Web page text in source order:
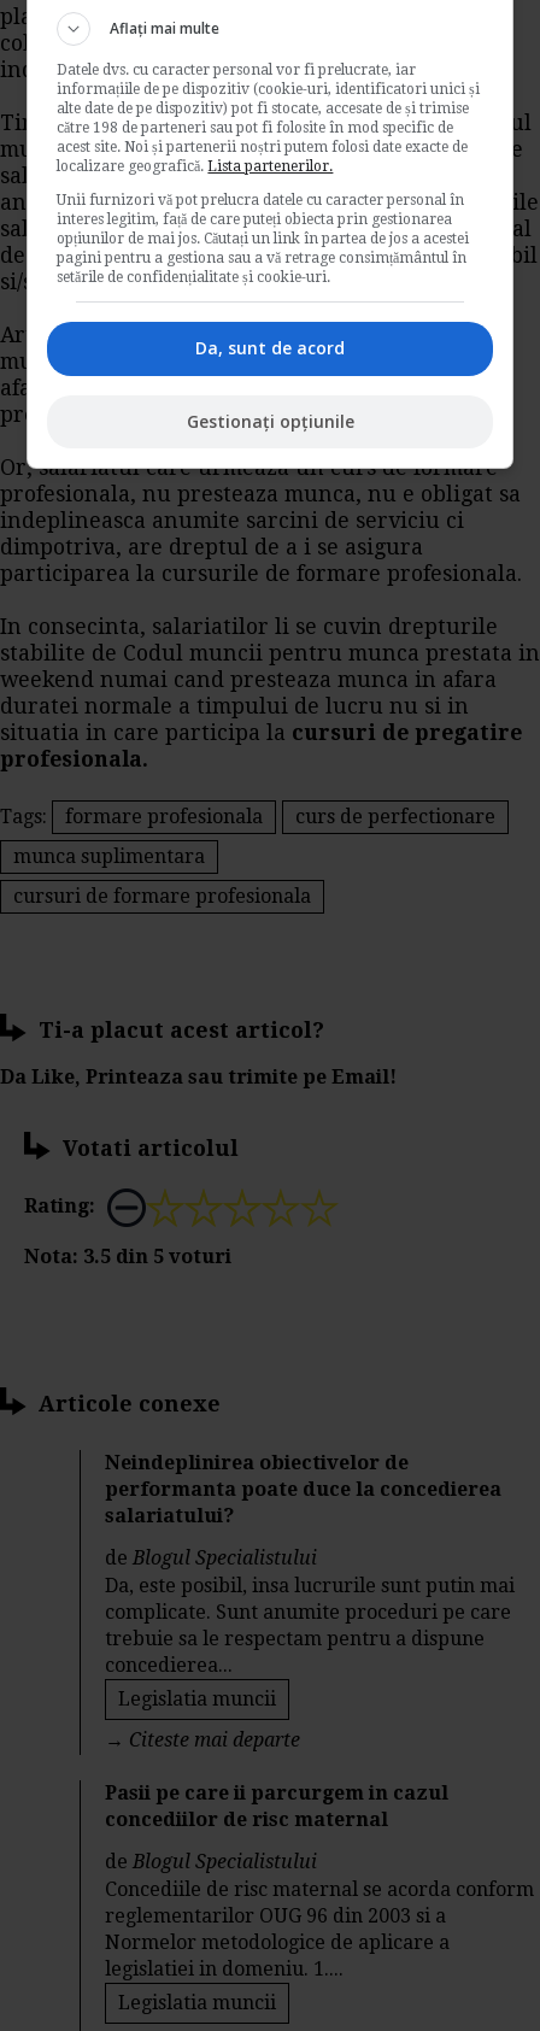
platita de angajator, prevazuta in contractul
colectiv de munca aplicabil sau in contractul
individual de munca.
Timpul de munca este definit de art. 111 din Codul
muncii, republicat, ca fiind orice perioada in care
salariatul presteaza munca, se afla la dispozitia
angajatorului si indeplineste sarcinile si atributiile
sale, conform prevederilor contractului individual
de munca, contractului colectiv de munca aplicabil
si/sau ale legislatiei in vigoare.
Art. 120 din Codul muncii , republicat, defineste
munca suplimentara ca fiind munca prestata in
afara duratei normale a timpului de lucru,
prevazut de art. 112 Codul muncii.
Or, salariatul care urmeaza un curs de formare
profesionala, nu presteaza munca, nu e obligat sa
indeplineasca anumite sarcini de serviciu ci
dimpotriva, are dreptul de a i se asigura
participarea la cursurile de formare profesionala.
In consecinta, salariatilor li se cuvin drepturile
stabilite de Codul muncii pentru munca prestata in
weekend numai cand presteaza munca in afara
duratei normale a timpului de lucru nu si in
situatia in care participa la cursuri de pregatire
profesionala.
Tags: formare profesionala
curs de perfectionare
munca suplimentara
cursuri de formare profesionala
Ti-a placut acest articol?
Da Like, Printeaza sau trimite pe Email!
Votati articolul
Rating:
Nota: 3.5 din 5 voturi
Articole conexe
Neindeplinirea obiectivelor de
performanta poate duce la concedierea
salariatului?
deBlogul Specialistului
Da, este posibil, insa lucrurile sunt putin mai
complicate. Sunt anumite proceduri pe care
trebuie sa le respectam pentru a dispune
concedierea...
Legislatia muncii
→ Citeste mai departe
Pasii pe care ii parcurgem in cazul
concediilor de risc maternal
deBlogul Specialistului
Concediile de risc maternal se acorda conform
reglementarilor OUG 96 din 2003 si a
Normelor metodologice de aplicare a
legislatiei in domeniu. 1....
Legislatia muncii
Aflați mai multe
Datele dvs. cu caracter personal vor fi prelucrate, iar
informațiile de pe dispozitiv (cookie-uri, identificatori unici și
alte date de pe dispozitiv) pot fi stocate, accesate de și trimise
către 198 de parteneri sau pot fi folosite în mod specific de
acest site. Noi și partenerii noștri putem folosi date exacte de
localizare geografică.Lista partenerilor.
Unii furnizori vă pot prelucra datele cu caracter personal în
interes legitim, față de care puteți obiecta prin gestionarea
opțiunilor de mai jos. Căutați un link în partea de jos a acestei
pagini pentru a gestiona sau a vă retrage consimțământul în
setările de confidențialitate și cookie-uri.
Da, sunt de acord
Gestionați opțiunile